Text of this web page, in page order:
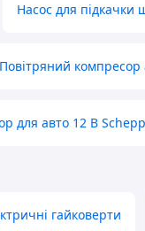
Насос для підкачки
Повітряний компресор
для авто 12 В
гайковерти